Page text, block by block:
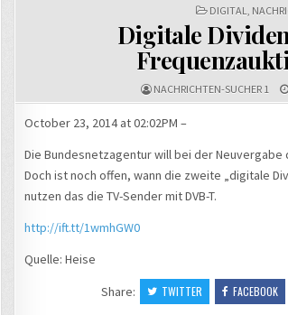
POSTED
DIGITAL
Digitale
NACHRICHTEN-SUCHER 1
October 23, 2014 at 02:02PM –
Die Bundesnetzagentur will bei der
Doch ist noch offen, wann die zweite „digitale
nutzen das die TV-Sender mit DVB-T.
http://ift.tt/1wmhGW0
Quelle: Heise
Share:
TWITTER FACEBOOK